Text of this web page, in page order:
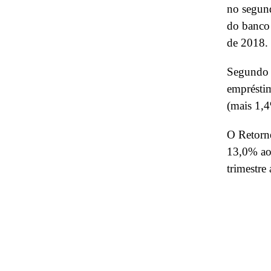
no
do
de 2018.
(mais
O
13,0%
trimestre